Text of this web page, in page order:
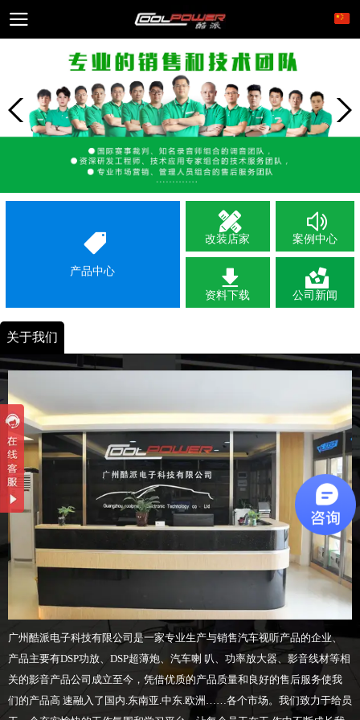
产品中心
改装店家 案例中心
资料下载 公司新闻
关于我们
广州酷派电子科技有限公司是一家专业生产与销售汽车视听产品的企业、
产品主要有DSP功放、DSP超薄炮、汽车喇 叭、功率放大器、影音线材等相
关的影音产品公司成立至今，凭借优质的产品质量和良好的售后服务使我
们的产品高 速融入了国内.东南亚.中东.欧洲……各个市场。我们致力于给员